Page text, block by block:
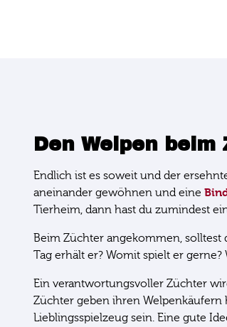
Den Welpen
Endlich ist es soweit und der
aneinander gewöhnen und eine
Tierheim, dann hast du zumindest
Beim Züchter angekommen, solltest
Tag erhält er? Womit spielt er
Ein verantwortungsvoller Züchter
Züchter geben ihren Welpenkäufern
Lieblingsspielzeug sein. Eine gute